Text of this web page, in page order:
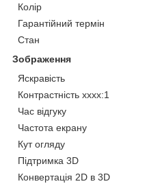
Колір
Гарантійний термін
Стан
Зображення
Яскравість
Контрастність хххх:1
Час відгуку
Частота екрану
Кут огляду
Підтримка 3D
Конвертація 2D в 3D